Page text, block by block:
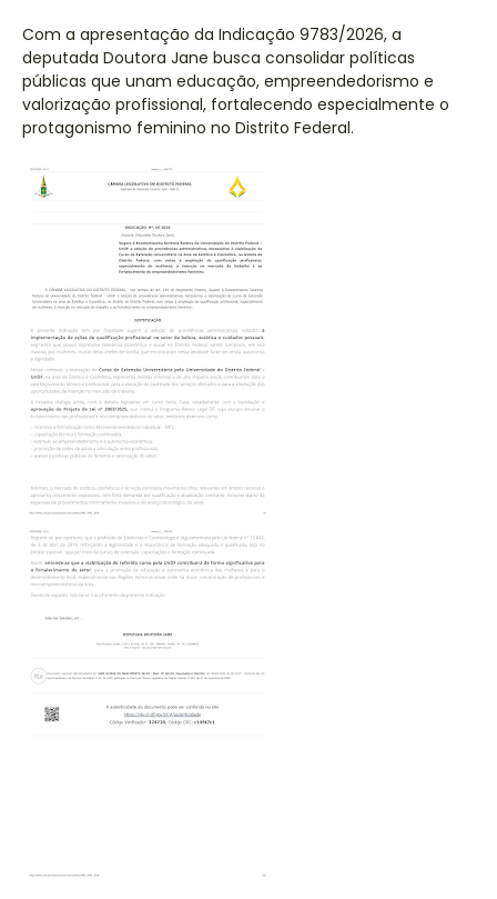
Com a apresentação da Indicação 9783/2026, a
deputada Doutora Jane busca consolidar políticas
públicas que unam educação, empreendedorismo e
valorização profissional, fortalecendo especialmente o
protagonismo feminino no Distrito Federal.